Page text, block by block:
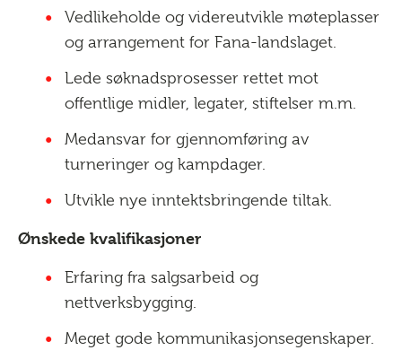
Vedlikeholde og videreutvikle møteplasser
og arrangement for Fana-landslaget.
Lede søknadsprosesser rettet mot
offentlige midler, legater, stiftelser m.m.
Medansvar for gjennomføring av
turneringer og kampdager.
Utvikle nye inntektsbringende tiltak.
Ønskede kvalifikasjoner
Erfaring fra salgsarbeid og
nettverksbygging.
Meget gode kommunikasjonsegenskaper.